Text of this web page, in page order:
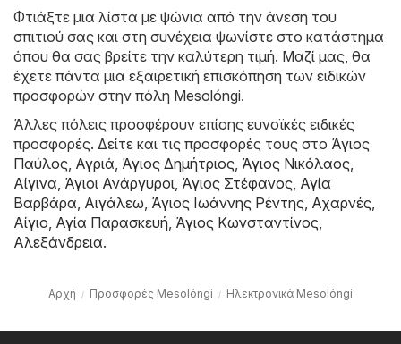
Φτιάξτε μια λίστα με ψώνια από την άνεση του
σπιτιού σας και στη συνέχεια ψωνίστε στο κατάστημα
όπου θα σας βρείτε την καλύτερη τιμή. Μαζί μας, θα
έχετε πάντα μια εξαιρετική επισκόπηση των ειδικών
προσφορών στην πόλη Mesolóngi.
Άλλες πόλεις προσφέρουν επίσης ευνοϊκές ειδικές
προσφορές. Δείτε και τις προσφορές τους στο Άγιος
Παύλος, Αγριά, Άγιος Δημήτριος, Άγιος Νικόλαος,
Αίγινα, Άγιοι Ανάργυροι, Άγιος Στέφανος, Αγία
Βαρβάρα, Αιγάλεω, Άγιος Ιωάννης Ρέντης, Αχαρνές,
Αίγιο, Αγία Παρασκευή, Άγιος Κωνσταντίνος,
Αλεξάνδρεια.
Αρχή Προσφορές Mesolóngi Hλεκτρονικά Mesolóngi